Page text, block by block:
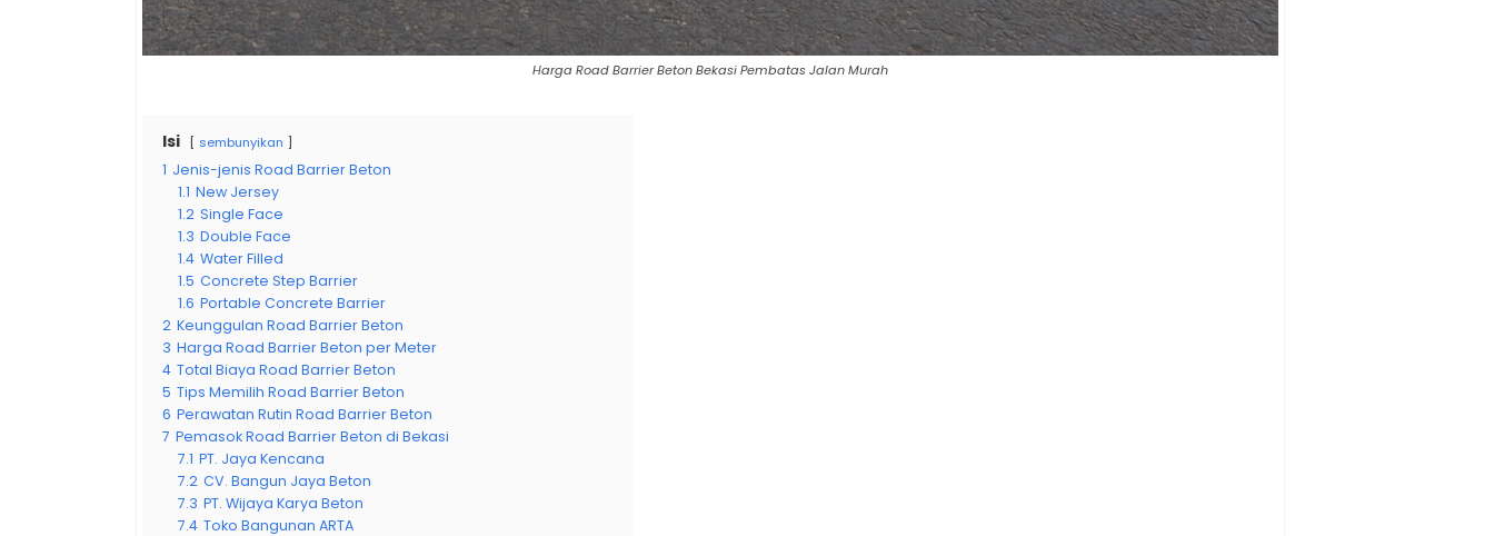
Harga Road Barrier Beton Bekasi Pembatas Jalan Murah
Isi sembunyikan
1 Jenis-jenis Road Barrier Beton
1.1 New Jersey
1.2 Single Face
1.3 Double Face
1.4 Water Filled
1.5 Concrete Step Barrier
1.6 Portable Concrete Barrier
2 Keunggulan Road Barrier Beton
3 Harga Road Barrier Beton per Meter
4 Total Biaya Road Barrier Beton
5 Tips Memilih Road Barrier Beton
6 Perawatan Rutin Road Barrier Beton
7 Pemasok Road Barrier Beton di Bekasi
7.1 PT. Jaya Kencana
7.2 CV. Bangun Jaya Beton
7.3 PT. Wijaya Karya Beton
7.4 Toko Bangunan ARTA